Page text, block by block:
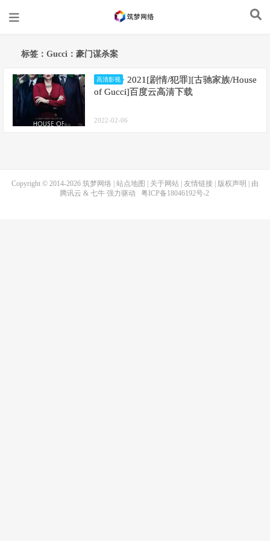
标签：Gucci：豪门谋杀案
高清影视
2021[剧情/犯罪][古驰家族/House
of Gucci]百度云高清下载
2022-02-06
Copyright © 2014-2026 筑梦网络 站点地图 关于网站 友情链接 版权声明
| 由
腾讯云 & 七牛强力驱动 粤ICP备18046192号-2